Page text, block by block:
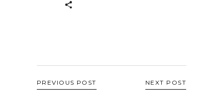
PREVIOUS POST NEXT POST